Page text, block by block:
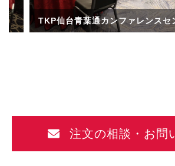
TKP仙台青葉通カンファレンス
注文の相談・お問